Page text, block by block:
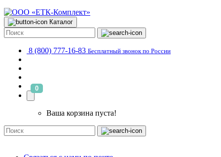
Каталог
8 (800) 777-16-83 Бесплатный звонок по России
0
Ваша корзина пуста!